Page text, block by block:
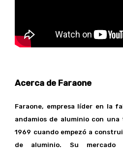
Acerca de Faraone
Faraone, empresa líder en la
andamios de aluminio con
1969 cuando empezó a
de aluminio. Su